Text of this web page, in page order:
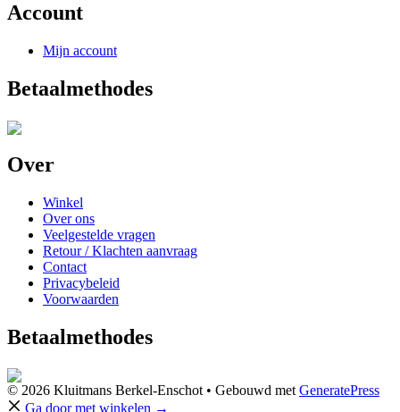
Account
Mijn account
Betaalmethodes
Over
Winkel
Over ons
Veelgestelde vragen
Retour / Klachten aanvraag
Contact
Privacybeleid
Voorwaarden
Betaalmethodes
© 2026 Kluitmans Berkel-Enschot• Gebouwd metGeneratePress
Ga door met winkelen →